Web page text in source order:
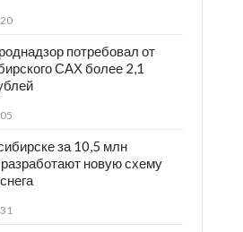
потребовал от
САХ более 2,1
за 10,5 млн
новую схему